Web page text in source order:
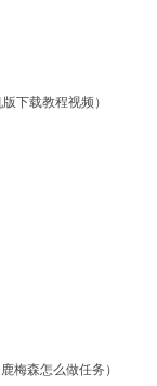
下载教程视频）
梅森怎么做任务）